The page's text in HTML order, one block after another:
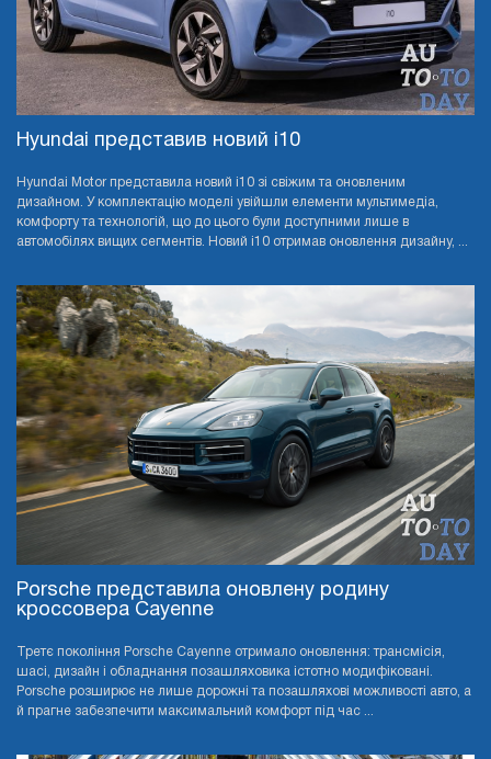
Hyundai представив новий i10
Hyundai Motor представила новий i10 зі свіжим та оновленим
дизайном. У комплектацію моделі увійшли елементи мультимедіа,
комфорту та технологій, що до цього були доступними лише в
автомобілях вищих сегментів. Новий i10 отримав оновлення дизайну, ...
Porsche представила оновлену родину
кроссовера Cayenne
Третє покоління Porsche Cayenne отримало оновлення: трансмісія,
шасі, дизайн і обладнання позашляховика істотно модифіковані.
Porsche розширює не лише дорожні та позашляхові можливості авто, а
й прагне забезпечити максимальний комфорт під час ...